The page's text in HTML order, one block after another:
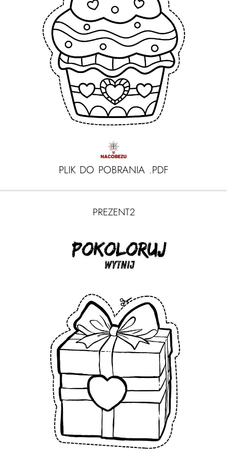
PLIK DO POBRANIA .PDF
PREZENT2